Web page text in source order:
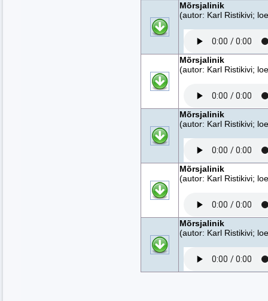
Mõrsjalinik
(autor: Karl Ristikivi;
Mõrsjalinik
(autor: Karl Ristikivi;
Mõrsjalinik
(autor: Karl Ristikivi;
Mõrsjalinik
(autor: Karl Ristikivi;
Mõrsjalinik
(autor: Karl Ristikivi;